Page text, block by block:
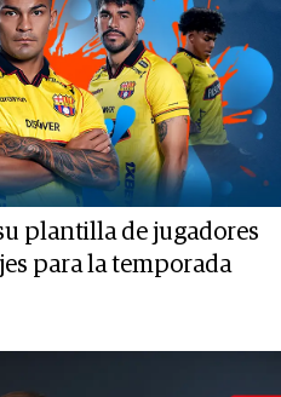
plantilla de jugadores
para la temporada